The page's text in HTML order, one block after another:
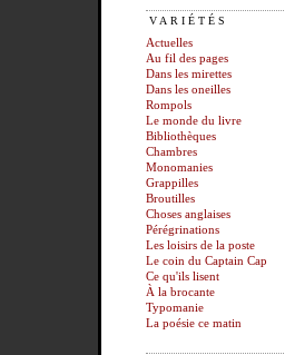
VARIÉTÉS
Actuelles
Au fil des pages
Dans les mirettes
Dans les oneilles
Rompols
Le monde du livre
Bibliothèques
Chambres
Monomanies
Grappilles
Broutilles
Choses anglaises
Pérégrinations
Les loisirs de la poste
Le coin du Captain Cap
Ce qu'ils lisent
À la brocante
Typomanie
La poésie ce matin